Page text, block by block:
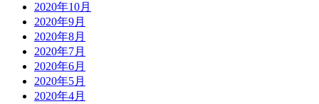
2020年10月
2020年9月
2020年8月
2020年7月
2020年6月
2020年5月
2020年4月